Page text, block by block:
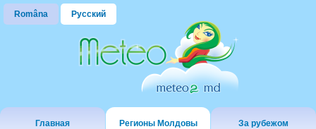
Româna Русский
Главная Регионы Молдовы За рубежом